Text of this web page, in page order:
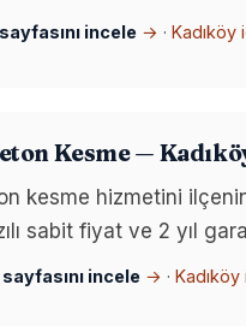
incele → · Kadıköy
Kesme —
kesme hizmetini
sabit fiyat ve 2 yıl
incele → ·